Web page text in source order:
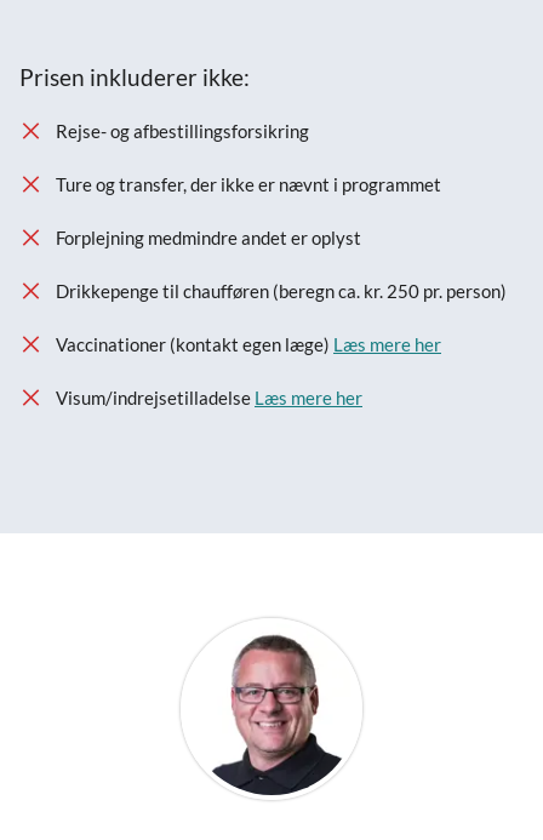
Prisen inkluderer ikke:
Rejse- og afbestillingsforsikring
Ture og transfer, der ikke er nævnt i programmet
Forplejning medmindre andet er oplyst
Drikkepenge til chaufføren (beregn ca. kr. 250 pr. person)
Vaccinationer (kontakt egen læge) Læs mere her
Visum/indrejsetilladelse Læs mere her